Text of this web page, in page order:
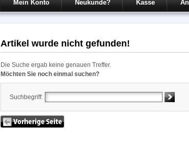
Mein Konto Neukunde? Kasse
Artikel wurde nicht gefunden!
Die Suche ergab keine genauen Treffer.
Möchten Sie noch einmal suchen?
Suchbegriff: